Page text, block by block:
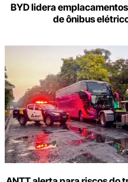
BYD lidera
de ônibus